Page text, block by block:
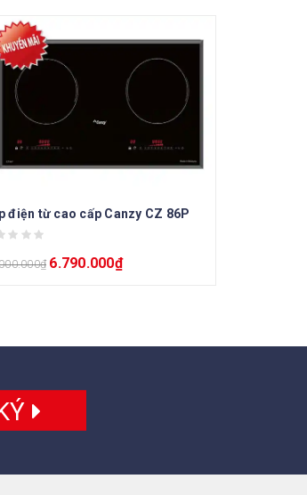
điện từ cao cấp Canzy CZ 86P
₫ 6.790.000₫